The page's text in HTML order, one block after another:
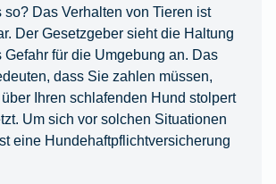
so? Das Verhalten von Tieren ist
Der Gesetzgeber sieht die Haltung
Gefahr für die Umgebung an. Das
dass Sie zahlen müssen,
Ihren schlafenden Hund stolpert
Um sich vor solchen Situationen
eine Hundehaftpflichtversicherung